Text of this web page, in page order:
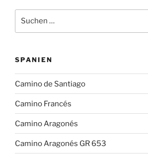
nach:
SPANIEN
Camino de Santiago
Camino Francés
Camino Aragonés
Camino Aragonés GR 653